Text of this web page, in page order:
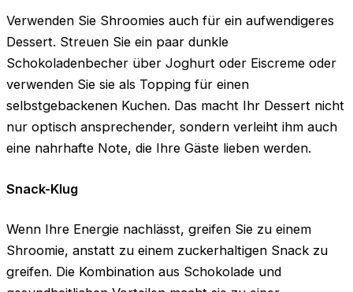
Verwenden Sie Shroomies auch für ein aufwendigeres
Dessert. Streuen Sie ein paar dunkle
Schokoladenbecher über Joghurt oder Eiscreme oder
verwenden Sie sie als Topping für einen
selbstgebackenen Kuchen. Das macht Ihr Dessert nicht
nur optisch ansprechender, sondern verleiht ihm auch
eine nahrhafte Note, die Ihre Gäste lieben werden.
Snack-Klug
Wenn Ihre Energie nachlässt, greifen Sie zu einem
Shroomie, anstatt zu einem zuckerhaltigen Snack zu
greifen. Die Kombination aus Schokolade und